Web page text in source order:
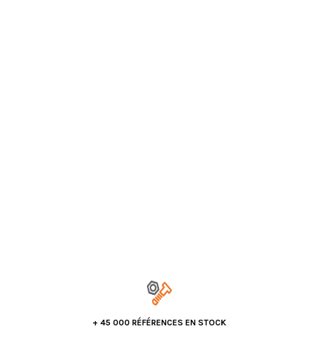
+ 45 000 RÉFÉRENCES EN STOCK